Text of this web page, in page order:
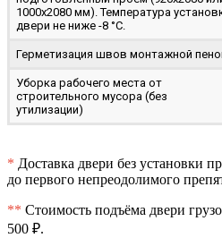
1000x2080 мм). Температура
двери не ниже -8 °C.
Герметизация швов монтажной
Уборка рабочего места от
строительного мусора (без
утилизации)
* Доставка двери без установки
до первого непреодолимого
** Стоимость подъёма двери
500 ₽.